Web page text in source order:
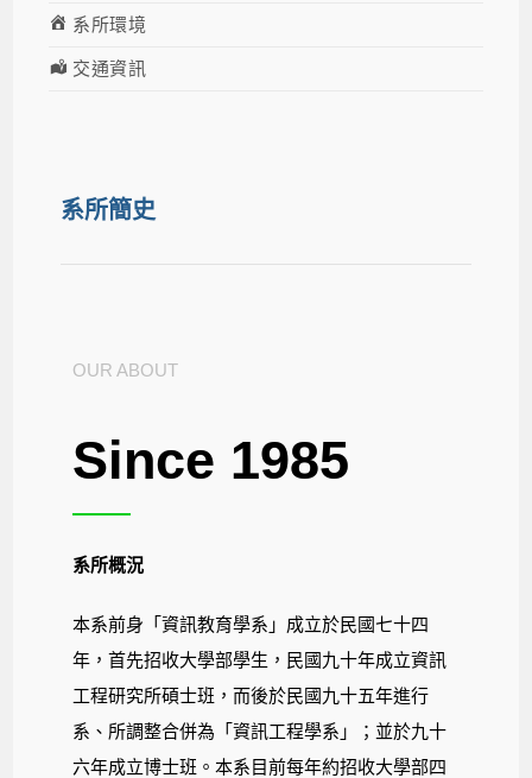
系所環境
交通資訊
系所簡史
OUR ABOUT
Since 1985
系所概況
本系前身「資訊教育學系」成立於民國七十四
年，首先招收大學部學生，民國九十年成立資訊
工程研究所碩士班，而後於民國九十五年進行
系、所調整合併為「資訊工程學系」；並於九十
六年成立博士班。本系目前每年約招收大學部四